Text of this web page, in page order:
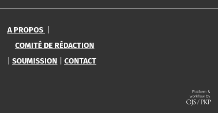
A PROPOS
COMITÉ DE RÉDACTION
SOUMISSION CONTACT